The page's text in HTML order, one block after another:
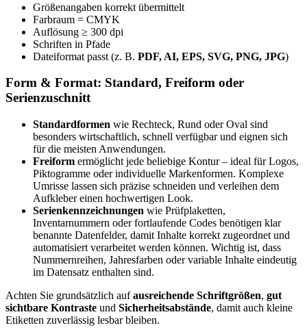
Größenangaben korrekt übermittelt
Farbraum = CMYK
Auflösung ≥ 300 dpi
Schriften in Pfade
Dateiformat passt (z. B. PDF, AI, EPS, SVG, PNG, JPG)
Form & Format: Standard, Freiform oder
Serienzuschnitt
Standardformen wie Rechteck, Rund oder Oval sind
besonders wirtschaftlich, schnell verfügbar und eignen sich
für die meisten Anwendungen.
Freiform ermöglicht jede beliebige Kontur – ideal für Logos,
Piktogramme oder individuelle Markenformen. Komplexe
Umrisse lassen sich präzise schneiden und verleihen dem
Aufkleber einen hochwertigen Look.
Serienkennzeichnungen wie Prüfplaketten,
Inventarnummern oder fortlaufende Codes benötigen klar
benannte Datenfelder, damit Inhalte korrekt zugeordnet und
automatisiert verarbeitet werden können. Wichtig ist, dass
Nummernreihen, Jahresfarben oder variable Inhalte eindeutig
im Datensatz enthalten sind.
Achten Sie grundsätzlich aufausreichende Schriftgrößen, gut
sichtbare Kontraste und Sicherheitsabstände, damit auch kleine
Etiketten zuverlässig lesbar bleiben.